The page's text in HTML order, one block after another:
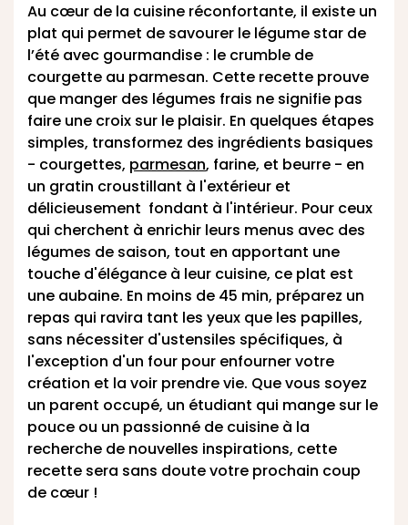
Au cœur de la cuisine réconfortante, il existe un
plat qui permet de savourer le légume star de
l’été avec gourmandise : le crumble de
courgette au parmesan. Cette recette prouve
que manger des légumes frais ne signifie pas
faire une croix sur le plaisir. En quelques étapes
simples, transformez des ingrédients basiques
- courgettes, parmesan, farine, et beurre - en
un gratin croustillant à l'extérieur et
délicieusement fondant à l'intérieur. Pour ceux
qui cherchent à enrichir leurs menus avec des
légumes de saison, tout en apportant une
touche d'élégance à leur cuisine, ce plat est
une aubaine. En moins de 45 min, préparez un
repas qui ravira tant les yeux que les papilles,
sans nécessiter d'ustensiles spécifiques, à
l'exception d'un four pour enfourner votre
création et la voir prendre vie. Que vous soyez
un parent occupé, un étudiant qui mange sur le
pouce ou un passionné de cuisine à la
recherche de nouvelles inspirations, cette
recette sera sans doute votre prochain coup
de cœur !